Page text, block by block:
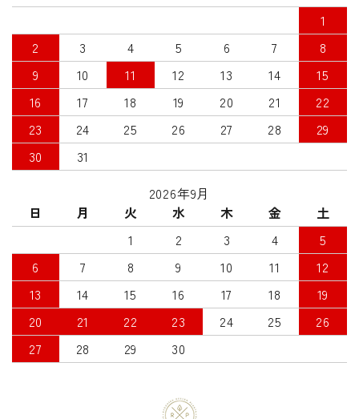
1
2
3 4 5 6 7
8
9
10 11 12 13 14
15
16
17 18 19 20 21
22
23
24 25 26 27 28
29
30
31
2026年9月
日
月 火 水 木 金
土
1
2 3 4
5
6
7 8 9 10 11
12
13
14 15 16 17 18
19
20
21 22 23 24 25
26
27
28 29 30